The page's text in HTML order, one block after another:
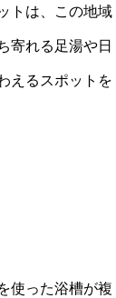
トは、この地域
寄れる足湯や日
えるスポットを
使った浴槽が複